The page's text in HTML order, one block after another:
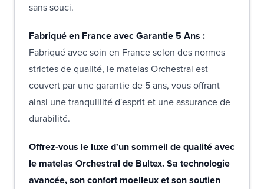
sans souci.
Fabriqué en France avec Garantie 5 Ans :
Fabriqué avec soin en France selon des normes
strictes de qualité, le matelas Orchestral est
couvert par une garantie de 5 ans, vous offrant
ainsi une tranquillité d'esprit et une assurance de
durabilité.
Offrez-vous le luxe d'un sommeil de qualité avec
le matelas Orchestral de Bultex. Sa technologie
avancée, son confort moelleux et son soutien